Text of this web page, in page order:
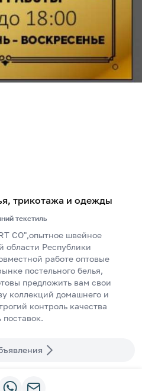
трикотажа и одежды
текстиль
CO",опытное швейное
области Республики
работе оптовые
постельного белья,
предложить вам свои
коллекций домашнего и
контроль качества